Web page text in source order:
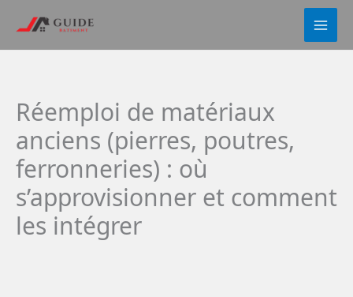
contenu
Réemploi de matériaux
anciens (pierres, poutres,
ferronneries) : où
s’approvisionner et comment
les intégrer